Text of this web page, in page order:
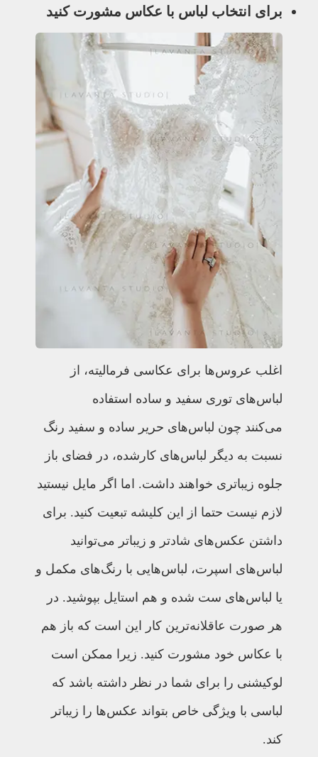
برای انتخاب لباس با عکاس‌ مشورت کنید
اغلب عروس‌ها برای عکاسی فرمالیته، از
لباس‌های توری سفید و ساده استفاده
می‌کنند چون لباس‌های حریر ساده و سفید رنگ
نسبت به دیگر لباس‌های کارشده، در فضای باز
جلوه زیباتری خواهند داشت. اما اگر مایل نیستید
لازم نیست حتما از این کلیشه تبعیت کنید. برای
داشتن عکس‌های شادتر و زیباتر می‌توانید
لباس‌های اسپرت، لباس‌هایی با رنگ‌های مکمل و
یا لباس‌های ست شده و هم استایل بپوشید. در
هر صورت عاقلانه‌ترین کار این است که باز هم
با عکاس خود مشورت کنید. زیرا ممکن است
لوکیشنی را برای شما در نظر داشته باشد که
لباسی با ویژگی خاص بتواند عکس‌ها را زیباتر
کند.